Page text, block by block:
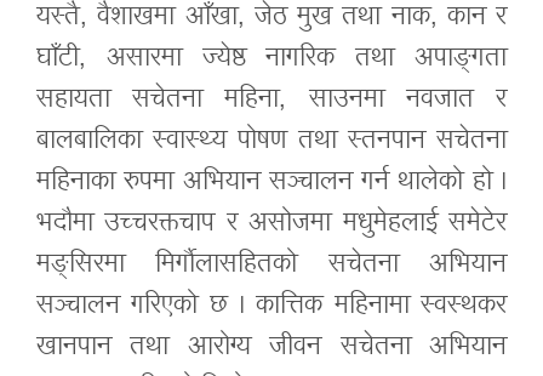
यस्तै, वैशाखमा आँखा, जेठ मुख तथा नाक, कान र
घाँटी, असारमा ज्येष्ठ नागरिक तथा अपाङ्गता
सहायता सचेतना महिना, साउनमा नवजात र
बालबालिका स्वास्थ्य पोषण तथा स्तनपान सचेतना
महिनाका रुपमा अभियान सञ्चालन गर्न थालेको हो ।
भदौमा उच्चरक्तचाप र असोजमा मधुमेहलाई समेटेर
मङ्सिरमा मिर्गाैलासहितको सचेतना अभियान
सञ्चालन गरिएको छ । कात्तिक महिनामा स्वस्थकर
खानपान तथा आरोग्य जीवन सचेतना अभियान